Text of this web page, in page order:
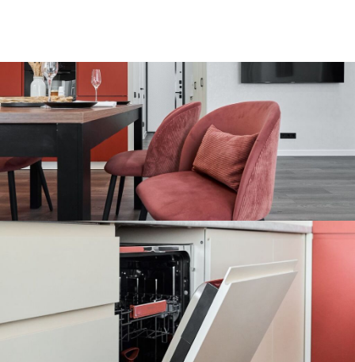
инфраструктура, закрытвя дворовая территория,
современные лифты, подземный паркинг, в доме
работает сетевой продуктовый магазин. Минутная
доступность к центру города, рядом расположена
Юридическая гимназия №9, детский сад. Документы
готовы к сделке, возможна ипотека.